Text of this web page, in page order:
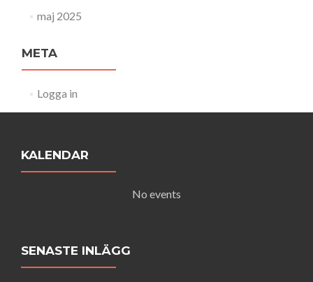
maj 2025
META
Logga in
KALENDAR
No events
SENASTE INLÄGG